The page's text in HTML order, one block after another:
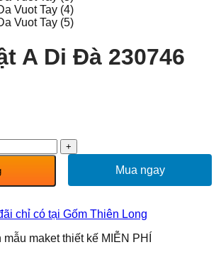
A Di Đà 230746
₫.
Mua ngay
chỉ có tại Gốm Thiên Long
mẫu maket thiết kế MIỄN PHÍ